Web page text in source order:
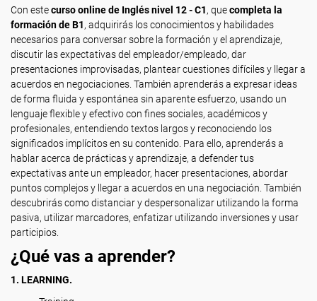
Con estecurso online de Inglés nivel 12 - C1, quecompleta la
formación de B1, adquirirás los conocimientos y habilidades
necesarios para conversar sobre la formación y el aprendizaje,
discutir las expectativas del empleador/empleado, dar
presentaciones improvisadas, plantear cuestiones difíciles y llegar a
acuerdos en negociaciones. También aprenderás a expresar ideas
de forma fluida y espontánea sin aparente esfuerzo, usando un
lenguaje flexible y efectivo con fines sociales, académicos y
profesionales, entendiendo textos largos y reconociendo los
significados implícitos en su contenido. Para ello, aprenderás a
hablar acerca de prácticas y aprendizaje, a defender tus
expectativas ante un empleador, hacer presentaciones, abordar
puntos complejos y llegar a acuerdos en una negociación. También
descubrirás como distanciar y despersonalizar utilizando la forma
pasiva, utilizar marcadores, enfatizar utilizando inversiones y usar
participios.
¿Qué vas a aprender?
1. LEARNING.